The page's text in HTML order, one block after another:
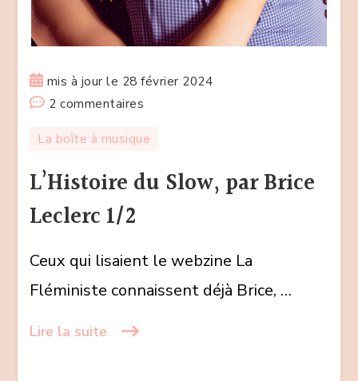
mis à jour le 28 février 2024
2 commentaires
du
Slow,
par
1/2
La boîte à musique
L’Histoire du Slow, par Brice
Leclerc 1/2
Ceux qui lisaient le webzine La
Fléministe connaissent déjà Brice, …
Lire la suite